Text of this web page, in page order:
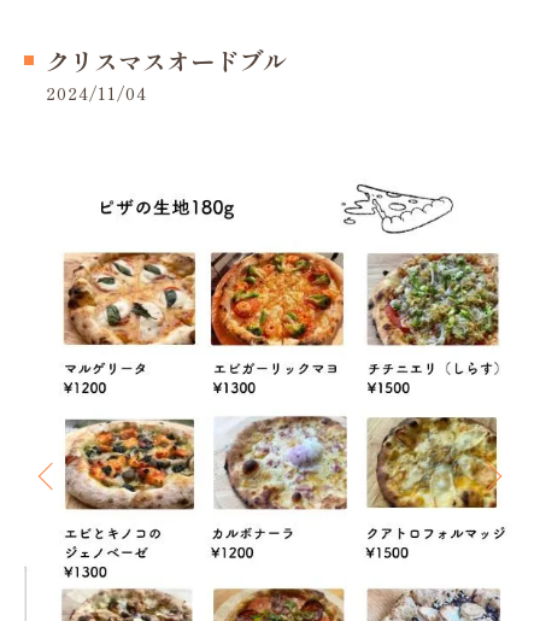
クリスマスオードブル
2024/11/04